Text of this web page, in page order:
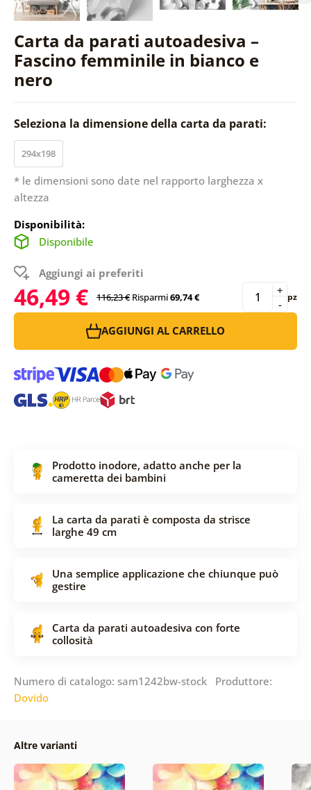
Carta da parati autoadesiva –
Fascino femminile in bianco e
nero
Seleziona la dimensione della carta da parati:
294x198
* le dimensioni sono date nel rapporto larghezza x
altezza
Disponibilità:
Disponibile
Aggiungi ai preferiti
46,49 € 116,23 € Risparmi69,74 € -
+ pz
AGGIUNGI AL CARRELLO
Prodotto inodore, adatto anche per la
cameretta dei bambini
La carta da parati è composta da strisce
larghe 49 cm
Una semplice applicazione che chiunque può
gestire
Carta da parati autoadesiva con forte
collosità
Numero di catalogo: sam1242bw-stock Produttore:
Dovido
Altre varianti